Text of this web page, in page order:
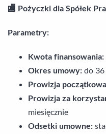
🏬 Pożyczki dla Spółek
Parametry:
Kwota finansowania:
Okres umowy: do 36
Prowizja
Prowizja za
miesięcznie
Odsetki umowne: